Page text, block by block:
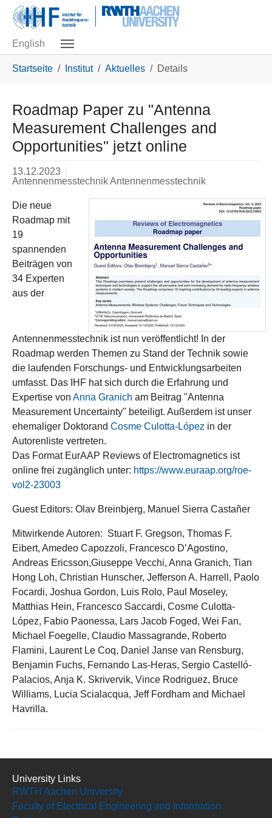
Skip to main navigation
Zum Hauptinhalt springen
Skip to page footer
English
Startseite Institut Aktuelles Details
Roadmap Paper zu "Antenna
Measurement Challenges and
Opportunities" jetzt online
13.12.2023
Antennenmesstechnik Antennenmesstechnik
Die neue
Roadmap mit
19
spannenden
Beiträgen von
34 Experten
aus der
Antennenmesstechnik ist nun veröffentlicht! In der
Roadmap werden Themen zu Stand der Technik sowie
die laufenden Forschungs- und Entwicklungsarbeiten
umfasst. Das IHF hat sich durch die Erfahrung und
Expertise von Anna Granich am Beitrag "Antenna
Measurement Uncertainty" beteiligt. Außerdem ist unser
ehemaliger Doktorand Cosme Culotta-López in der
Autorenliste vertreten.
Das Format EurAAP Reviews of Electromagnetics ist
online frei zugänglich unter: https://www.euraap.org/roe-
vol2-23003
Guest Editors: Olav Breinbjerg, Manuel Sierra Castañer
Mitwirkende Autoren: Stuart F. Gregson, Thomas F.
Eibert, Amedeo Capozzoli, Francesco D’Agostino,
Andreas Ericsson,Giuseppe Vecchi, Anna Granich, Tian
Hong Loh, Christian Hunscher, Jefferson A. Harrell, Paolo
Focardi, Joshua Gordon, Luis Rolo, Paul Moseley,
Matthias Hein, Francesco Saccardi, Cosme Culotta-
López, Fabio Paonessa, Lars Jacob Foged, Wei Fan,
Michael Foegelle, Claudio Massagrande, Roberto
Flamini, Laurent Le Coq, Daniel Janse van Rensburg,
Benjamin Fuchs, Fernando Las-Heras, Sergio Castelló-
Palacios, Anja K. Skrivervik, Vince Rodriguez, Bruce
Williams, Lucia Scialacqua, Jeff Fordham and Michael
Havrilla.
University Links
RWTH Aachen University
Faculty of Electrical Engineering and Information